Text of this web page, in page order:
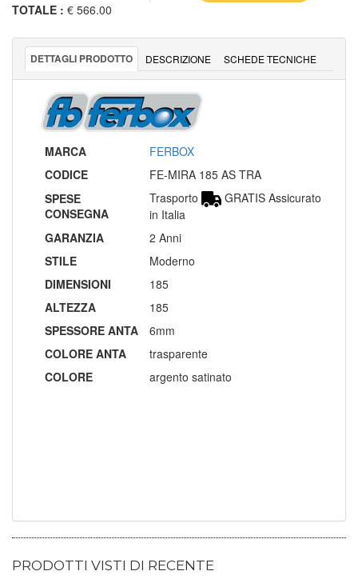
TOTALE : € 566.00
DETTAGLI PRODOTTO DESCRIZIONE SCHEDE TECNICHE
MARCA
FERBOX
CODICE
FE-MIRA 185 AS TRA
SPESE
CONSEGNA
Trasporto
GRATIS Assicurato
in Italia
GARANZIA
2 Anni
STILE
Moderno
DIMENSIONI
185
ALTEZZA
185
SPESSORE ANTA
6mm
COLORE ANTA
trasparente
COLORE
argento satinato
PRODOTTI VISTI DI RECENTE